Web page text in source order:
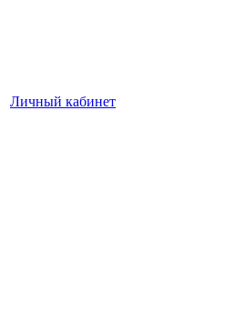
Личный кабинет